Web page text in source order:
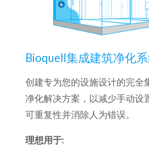
Bioquell集成建筑净化
创建专为您的设施设计的完全
净化解决方案，以减少手动设
可重复性并消除人为错误。
理想用于: